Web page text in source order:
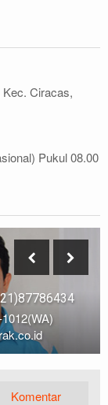
Ciracas,
Pukul 08.00
Komentar